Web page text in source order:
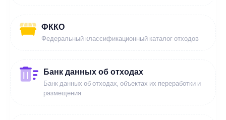
ФККО
Федеральный классификационный каталог отходов
Банк данных об отходах
Банк данных об отходах, объектах их переработки и
размещения